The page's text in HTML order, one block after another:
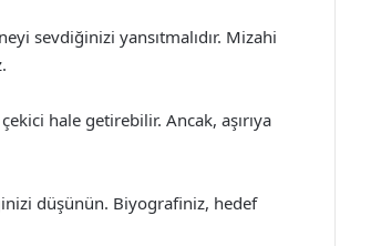
sevdiğinizi yansıtmalıdır. Mizahi
hale getirebilir. Ancak, aşırıya
düşünün. Biyografiniz, hedef